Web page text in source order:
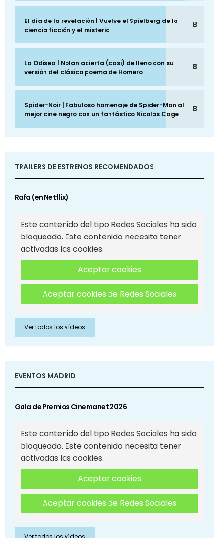
El día de la revelación | Vuelve el Spielberg de la
ciencia ficción y el misterio
8
La Odisea | Nolan acierta (casi) de lleno con su
versión del clásico poema de Homero
8
Spider-Noir | Fabuloso homenaje de Spider-Man al
mejor cine negro con un fantástico Nicolas Cage
8
TRAILERS DE ESTRENOS RECOMENDADOS
Rafa (en Netflix)
Este contenido del tipo Redes Sociales ha sido
bloqueado. Este contenido necesita tener
activadas las cookies.
Aceptar cookies
Aceptar cookies de Redes Sociales
Ver todos los vídeos
EVENTOS MADRID
Gala de Premios Cinemanet 2026
Este contenido del tipo Redes Sociales ha sido
bloqueado. Este contenido necesita tener
activadas las cookies.
Aceptar cookies
Aceptar cookies de Redes Sociales